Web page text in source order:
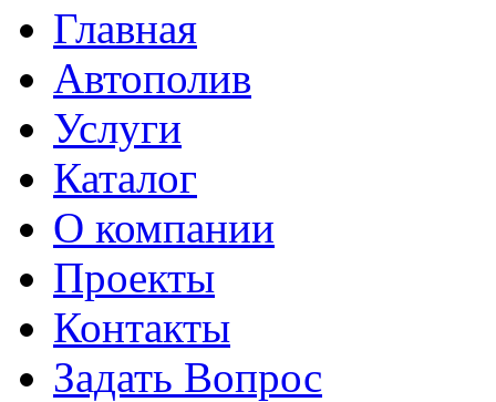
Главная
Автополив
Услуги
Каталог
О компании
Проекты
Контакты
Задать Вопрос